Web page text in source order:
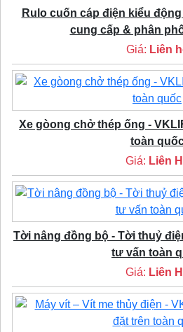
Rulo cuốn cáp điện kiểu
cung cấp & phân
Giá: Liên
Xe gòong chở thép ống -
toàn
Giá: Liên
Tời nâng đồng bộ - Tời thuỷ
tư vấn toàn
Giá: Liên